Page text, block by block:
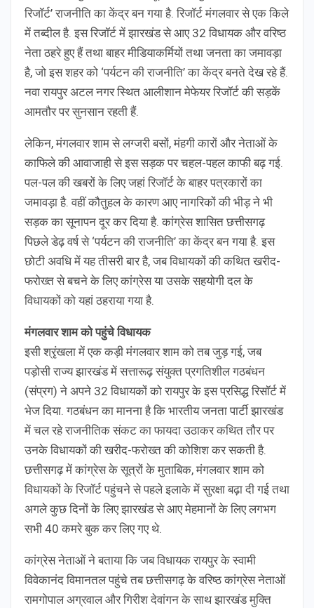
रिजॉर्ट’ राजनीति का केंद्र बन गया है. रिजॉर्ट मंगलवार से एक किले
में तब्दील है. इस रिजॉर्ट में झारखंड से आए 32 विधायक और वरिष्ठ
नेता ठहरे हुए हैं तथा बाहर मीडियाकर्मियों तथा जनता का जमावड़ा
है, जो इस शहर को ‘पर्यटन की राजनीति’ का केंद्र बनते देख रहे हैं.
नवा रायपुर अटल नगर स्थित आलीशान मेफेयर रिजॉर्ट की सड़कें
आमतौर पर सुनसान रहती हैं.
लेकिन, मंगलवार शाम से लग्जरी बसों, मंहगी कारों और नेताओं के
काफिले की आवाजाही से इस सड़क पर चहल-पहल काफी बढ़ गई.
पल-पल की खबरों के लिए जहां रिजॉर्ट के बाहर पत्रकारों का
जमावड़ा है. वहीं कौतुहल के कारण आए नागरिकों की भीड़ ने भी
सड़क का सूनापन दूर कर दिया है. कांग्रेस शासित छत्तीसगढ़
पिछले डेढ़ वर्ष से ‘पर्यटन की राजनीति’ का केंद्र बन गया है. इस
छोटी अवधि में यह तीसरी बार है, जब विधायकों की कथित खरीद-
फरोख्त से बचने के लिए कांग्रेस या उसके सहयोगी दल के
विधायकों को यहां ठहराया गया है.
मंगलवार शाम को पहुंचे विधायक
इसी श्रृंखला में एक कड़ी मंगलवार शाम को तब जुड़ गई, जब
पड़ोसी राज्य झारखंड में सत्तारूढ़ संयुक्त प्रगतिशील गठबंधन
(संप्रग) ने अपने 32 विधायकों को रायपुर के इस प्रसिद्ध रिसॉर्ट में
भेज दिया. गठबंधन का मानना है कि भारतीय जनता पार्टी झारखंड
में चल रहे राजनीतिक संकट का फायदा उठाकर कथित तौर पर
उनके विधायकों की खरीद-फरोख्त की कोशिश कर सकती है.
छत्तीसगढ़ में कांग्रेस के सूत्रों के मुताबिक, मंगलवार शाम को
विधायकों के रिजॉर्ट पहुंचने से पहले इलाके में सुरक्षा बढ़ा दी गई तथा
अगले कुछ दिनों के लिए झारखंड से आए मेहमानों के लिए लगभग
सभी 40 कमरे बुक कर लिए गए थे.
कांग्रेस नेताओं ने बताया कि जब विधायक रायपुर के स्वामी
विवेकानंद विमानतल पहुंचे तब छत्तीसगढ़ के वरिष्ठ कांग्रेस नेताओं
रामगोपाल अग्रवाल और गिरीश देवांगन के साथ झारखंड मुक्ति